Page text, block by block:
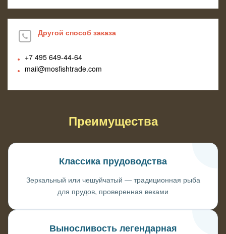
Другой способ заказа
+7 495 649-44-64
mail@mosfishtrade.com
Преимущества
Классика прудоводства
Зеркальный или чешуйчатый — традиционная рыба
для прудов, проверенная веками
Выносливость легендарная